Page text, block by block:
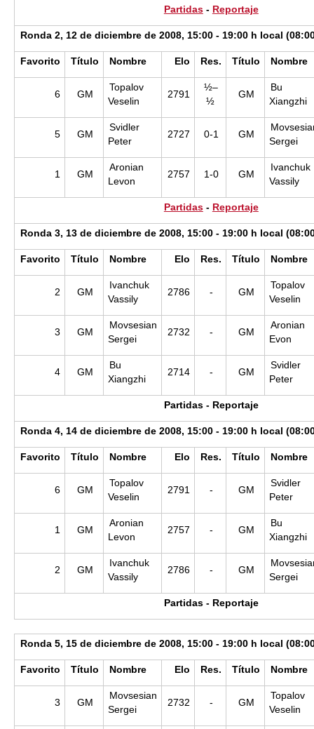
Partidas- Reportaje
Ronda 2, 12 de diciembre de 2008, 15:00 - 19:00 h local
Favorito Título Nombre Elo Res. Título Nombre
6 GM
Topalov
Veselin
2791
½–
½
GM
Bu
Xiangzhi
5 GM
Svidler
Peter
2727 0-1 GM
Sergei
1 GM
Aronian
Levon
2757 1-0 GM
Ivanchuk
Vassily
Partidas- Reportaje
Ronda 3, 13 de diciembre de 2008, 15:00 - 19:00 h local
Favorito Título Nombre Elo Res. Título Nombre
2 GM
Ivanchuk
Vassily
2786 - GM
Topalov
Veselin
3 GM
Movsesian
Sergei
2732 - GM
Aronian
Evon
4 GM
Bu
Xiangzhi
2714 - GM
Svidler
Peter
Partidas - Reportaje
Ronda 4, 14 de diciembre de 2008, 15:00 - 19:00 h local
Favorito Título Nombre Elo Res. Título Nombre
6 GM
Topalov
Veselin
2791 - GM
Svidler
Peter
1 GM
Aronian
Levon
2757 - GM
Bu
Xiangzhi
2 GM
Ivanchuk
Vassily
2786 - GM
Sergei
Partidas - Reportaje
Ronda 5, 15 de diciembre de 2008, 15:00 - 19:00 h local
Favorito Título Nombre Elo Res. Título Nombre
3 GM
Movsesian
Sergei
2732 - GM
Topalov
Veselin